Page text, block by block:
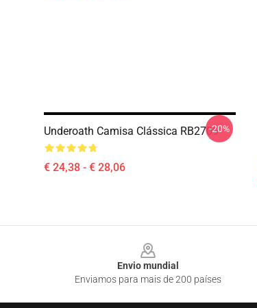
Underoath Camisa Clássica RB2709
€ 24,38 - € 28,06
-20%
Envio mundial
Enviamos para mais de 200 países